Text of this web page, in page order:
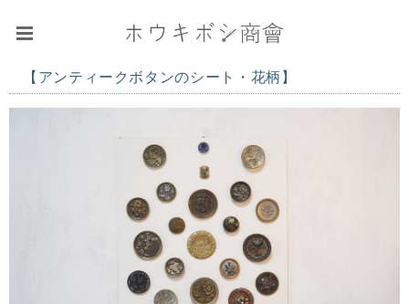
【アンティークボタンのシート・花柄】